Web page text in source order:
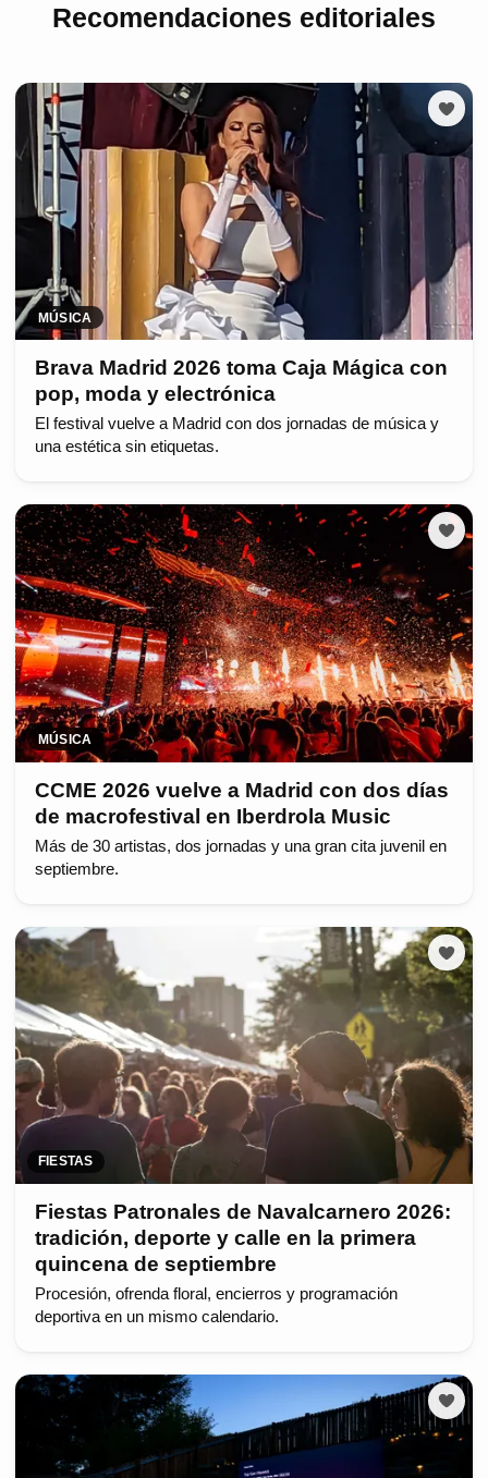
Recomendaciones editoriales
MÚSICA
Brava Madrid 2026 toma Caja Mágica con
pop, moda y electrónica
El festival vuelve a Madrid con dos jornadas de música y
una estética sin etiquetas.
MÚSICA
CCME 2026 vuelve a Madrid con dos días
de macrofestival en Iberdrola Music
Más de 30 artistas, dos jornadas y una gran cita juvenil en
septiembre.
FIESTAS
Fiestas Patronales de Navalcarnero 2026:
tradición, deporte y calle en la primera
quincena de septiembre
Procesión, ofrenda floral, encierros y programación
deportiva en un mismo calendario.